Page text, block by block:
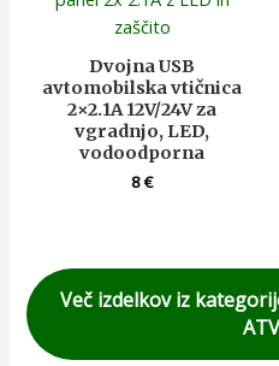
Dvojna USB
avtomobilska vtičnica
2×2.1A 12V/24V za
vgradnjo, LED,
vodoodporna
8€
Več izdelkov iz